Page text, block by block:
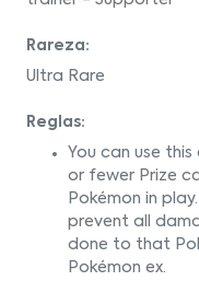
Rareza:
Ultra Rare
Reglas:
You can use
or fewer Prize
Pokémon in
prevent all
done to that
Pokémon ex.